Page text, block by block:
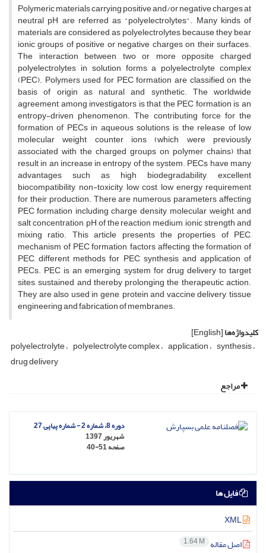
Polymeric materials carrying positive and/or negative charges at
neutral pH are referred as "polyelectrolytes". Many kinds of
materials are considered as polyelectrolytes because they bear
ionic groups of positive or negative charges on their surfaces.
The interaction between two or more opposite charged
polyelectrolytes in solution forms a polyelectrolyte complex
(PEC). Polymers used for PEC formation are classified on the
basis of origin as natural and synthetic. The worldwide
agreement among investigators is that the PEC formation is an
entropy-driven phenomenon. The contributing force for the
formation of PECs in aqueous solutions is the release of low
molecular weight counter ions (which were previously
associated with the charged groups on polymer chains) that
result in an increase in entropy of the system. PECs have many
advantages such as high biodegradability, excellent
biocompatibility, non-toxicity, low cost, low energy requirement
for their production. There are numerous parameters affecting
PEC formation including charge density, molecular weight, and
salt concentration, pH of the reaction medium, ionic strength and
mixing ratio. This article presents the properties of PEC,
mechanism of PEC formation, factors affecting the formation of
PEC, different methods for PEC synthesis and application of
PECs. PEC is an emerging system for drug delivery to target
sites, sustained and thereby prolonging the therapeutic action.
They are also used in gene, protein and vaccine delivery, tissue
engineering and fabrication of membranes.
کلیدواژه‌ها[English]
polyelectrolyte polyelectrolyte complex application synthesis
drug delivery
مراجع
دوره 8، شماره 2 - شماره پیاپی 27
شهریور 1397
صفحه40-51
فایل ها
اصل مقاله 1.64 M